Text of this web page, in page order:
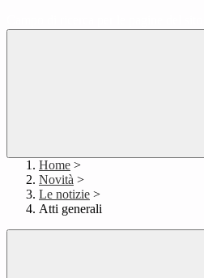
Home >
Novità >
Le notizie >
Atti generali